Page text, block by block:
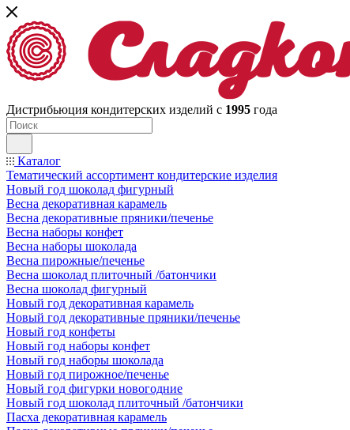
Дистрибьюция кондитерских изделий с 1995 года
Каталог
Тематический ассортимент кондитерские изделия
Новый год шоколад фигурный
Весна декоративная карамель
Весна декоративные пряники/печенье
Весна наборы конфет
Весна наборы шоколада
Весна пирожные/печенье
Весна шоколад плиточный /батончики
Весна шоколад фигурный
Новый год декоративная карамель
Новый год декоративные пряники/печенье
Новый год конфеты
Новый год наборы конфет
Новый год наборы шоколада
Новый год пирожное/печенье
Новый год фигурки новогодние
Новый год шоколад плиточный /батончики
Пасха декоративная карамель